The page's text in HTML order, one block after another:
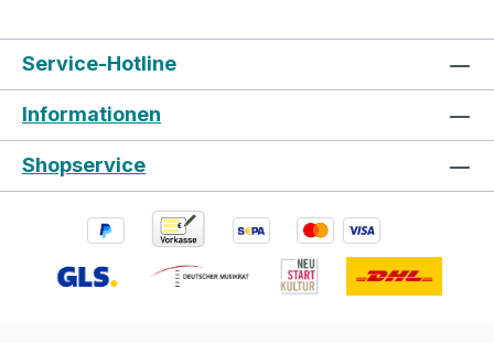
Service-Hotline
Informationen
Shopservice